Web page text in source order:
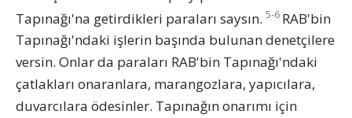
Tapınağı'na getirdikleri paraları saysın. 5-6 RAB'bin
Tapınağı'ndaki işlerin başında bulunan denetçilere
versin. Onlar da paraları RAB'bin Tapınağı'ndaki
çatlakları onaranlara, marangozlara, yapıcılara,
duvarcılara ödesinler. Tapınağın onarımı için